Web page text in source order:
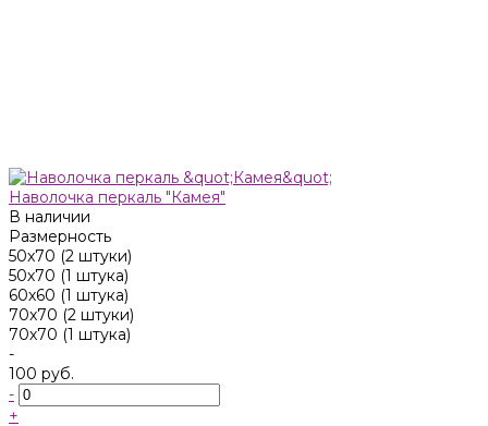
Наволочка перкаль "Камея"
В наличии
Размерность
50x70 (2 штуки)
50х70 (1 штука)
60х60 (1 штука)
70x70 (2 штуки)
70х70 (1 штука)
-
100 руб.
-
+